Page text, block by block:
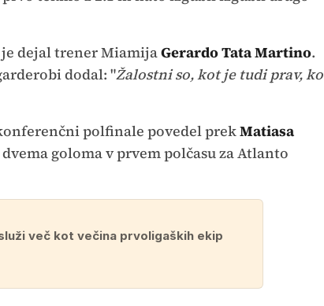
dejal trener MiamijaGerardo Tata Martino.
dodal: "Žalostni so, kot je tudi prav, ko
polfinale povedel prekMatiasa
goloma v prvem polčasu za Atlanto
več kot večina prvoligaških ekip